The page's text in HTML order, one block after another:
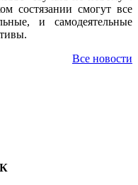
состязании смогут все
и самодеятельные
Все новости